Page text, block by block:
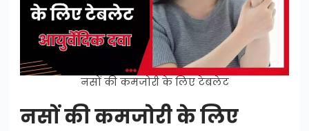
नसों की कमजोरी के लिए टेबलेट
नसों की कमजोरी के लिए